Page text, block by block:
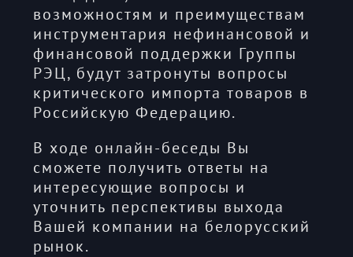
возможностям и преимуществам
инструментария нефинансовой и
финансовой поддержки Группы
РЭЦ, будут затронуты вопросы
критического импорта товаров в
Российскую Федерацию.
В ходе онлайн-беседы Вы
сможете получить ответы на
интересующие вопросы и
уточнить перспективы выхода
Вашей компании на белорусский
рынок.